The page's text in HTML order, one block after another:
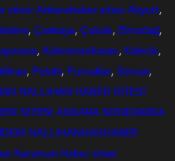
sitesi Ankarahabersitesi Akyurt,
, Çankaya, Çubuk, Elmadağ,
, Kahramankazan, Kalecik,
, Polatlı, Pursaklar,Sincan,
NALLIHAN HABER SİTESİ
SİTESİ ANKARA SONDAKİKA
NALLIHANHASHABER
Karaman Haber sitesi